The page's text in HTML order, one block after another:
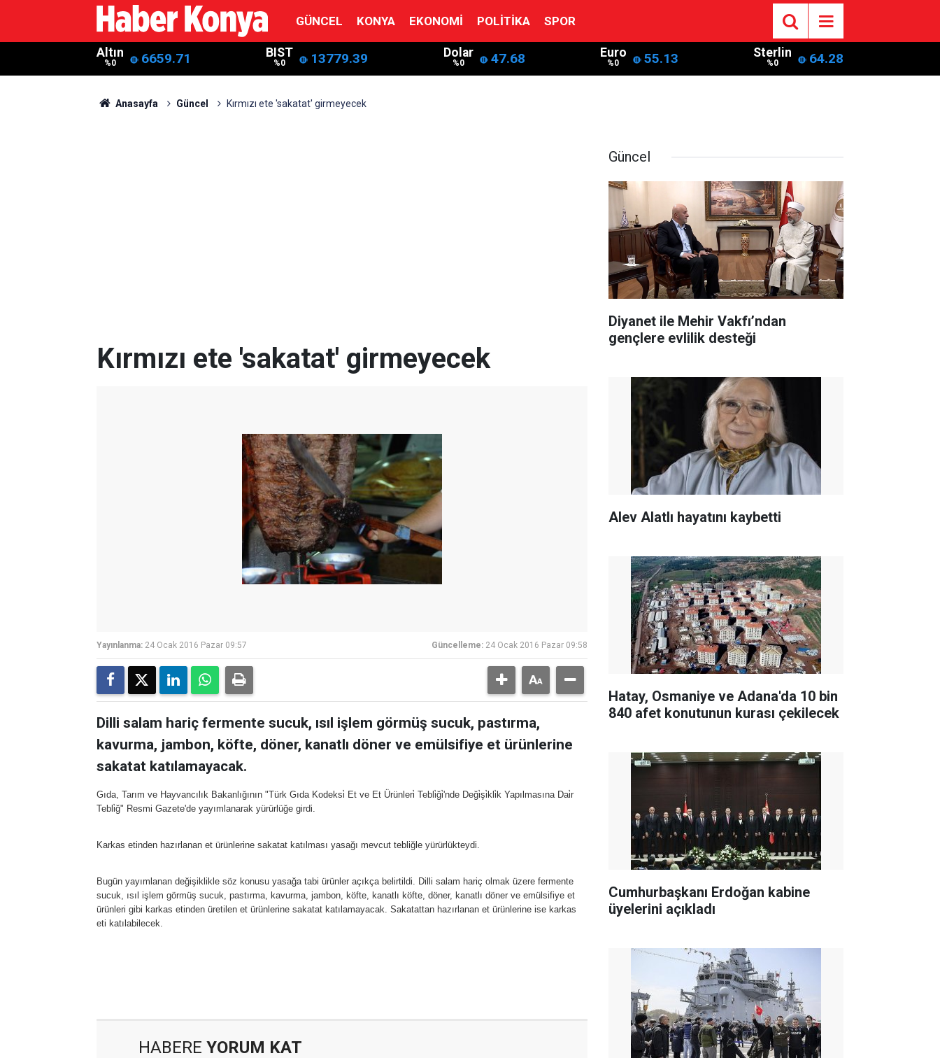
GÜNCEL KONYA EKONOMI POLITIKA SPOR
Altın
%0 6659.71 BIST
%0 13779.39 Dolar
%0 47.68 Euro
%0 55.13 Sterlin
%0 64.28
Anasayfa Güncel Kırmızı ete 'sakatat' girmeyecek
Kırmızı ete 'sakatat' girmeyecek
Yayınlanma: 24 Ocak 2016 Pazar 09:57 Güncelleme: 24 Ocak 2016 Pazar 09:58
Dilli salam hariç fermente sucuk, ısıl işlem görmüş sucuk, pastırma,
kavurma, jambon, köfte, döner, kanatlı döner ve emülsifiye et ürünlerine
sakatat katılamayacak.
Gıda, Tarım ve Hayvancılık Bakanlığının "Türk Gıda Kodeksi̇ Et ve Et Ürünleri̇ Tebli̇ği̇'nde Deği̇şi̇kli̇k Yapılmasına Dai̇r
Tebli̇ğ" Resmi Gazete'de yayımlanarak yürürlüğe girdi.
Karkas etinden hazırlanan et ürünlerine sakatat katılması yasağı mevcut tebliğle yürürlükteydi.
Bugün yayımlanan değişiklikle söz konusu yasağa tabi ürünler açıkça belirtildi. Dilli salam hariç olmak üzere fermente
sucuk, ısıl işlem görmüş sucuk, pastırma, kavurma, jambon, köfte, kanatlı köfte, döner, kanatlı döner ve emülsifiye et
ürünleri gibi karkas etinden üretilen et ürünlerine sakatat katılamayacak. Sakatattan hazırlanan et ürünlerine ise karkas
eti katılabilecek.
HABERE YORUM KAT
Güncel
Diyanet ile Mehir Vakfı’ndan
gençlere evlilik desteği
Alev Alatlı hayatını kaybetti
Hatay, Osmaniye ve Adana'da 10 bin
840 afet konutunun kurası çekilecek
Cumhurbaşkanı Erdoğan kabine
üyelerini açıkladı